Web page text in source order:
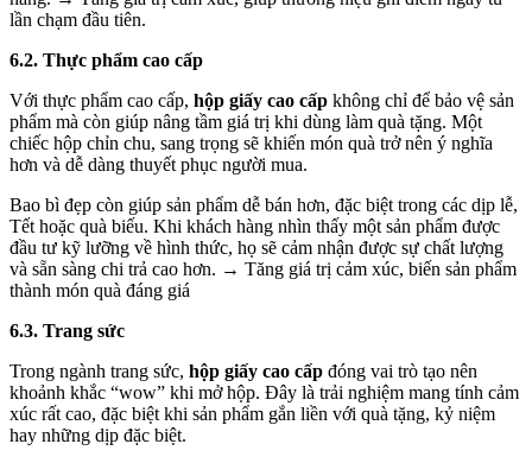
lần chạm đầu tiên.
6.2. Thực phẩm cao cấp
Với thực phẩm cao cấp, hộp giấy cao cấp không chỉ để bảo vệ sản
phẩm mà còn giúp nâng tầm giá trị khi dùng làm quà tặng. Một
chiếc hộp chỉn chu, sang trọng sẽ khiến món quà trở nên ý nghĩa
hơn và dễ dàng thuyết phục người mua.
Bao bì đẹp còn giúp sản phẩm dễ bán hơn, đặc biệt trong các dịp lễ,
Tết hoặc quà biếu. Khi khách hàng nhìn thấy một sản phẩm được
đầu tư kỹ lưỡng về hình thức, họ sẽ cảm nhận được sự chất lượng
và sẵn sàng chi trả cao hơn. → Tăng giá trị cảm xúc, biến sản phẩm
thành món quà đáng giá
6.3. Trang sức
Trong ngành trang sức, hộp giấy cao cấp đóng vai trò tạo nên
khoảnh khắc “wow” khi mở hộp. Đây là trải nghiệm mang tính cảm
xúc rất cao, đặc biệt khi sản phẩm gắn liền với quà tặng, kỷ niệm
hay những dịp đặc biệt.